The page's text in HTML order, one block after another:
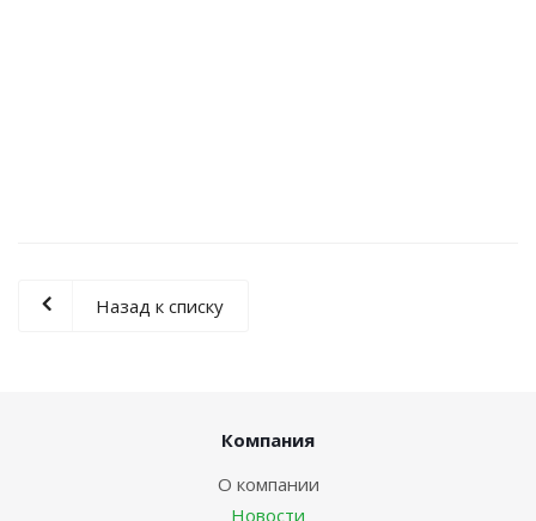
Назад к списку
Компания
О компании
Новости